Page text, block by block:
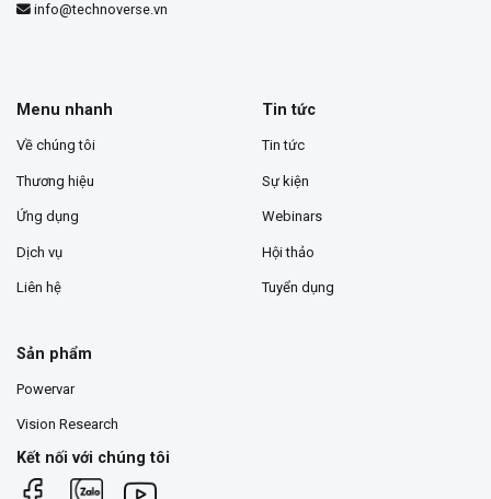
info@technoverse.vn
Menu nhanh
Về chúng tôi
Thương hiệu
Ứng dụng
Dịch vụ
Liên hệ
Tin tức
Tin tức
Sự kiện
Webinars
Hội thảo
Tuyển dụng
Sản phẩm
Powervar
Vision Research
Kết nối với chúng tôi